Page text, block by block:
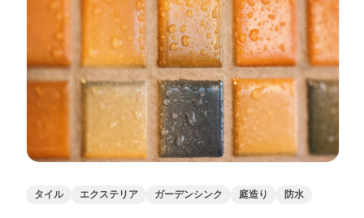
タイル エクステリア ガーデンシンク 庭造り 防水